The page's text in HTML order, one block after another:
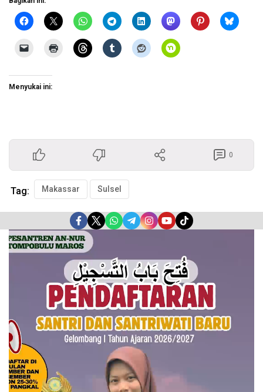
Menyukai ini:
0
Tag: Makassar Sulsel
Pemutar
Video